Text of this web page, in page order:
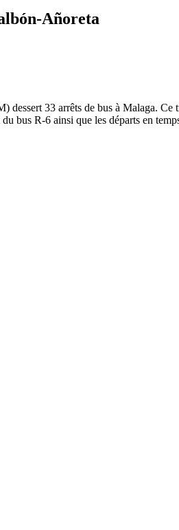
Añoreta
33 arrêts de bus à Malaga.
bus R-6 ainsi que les départs en